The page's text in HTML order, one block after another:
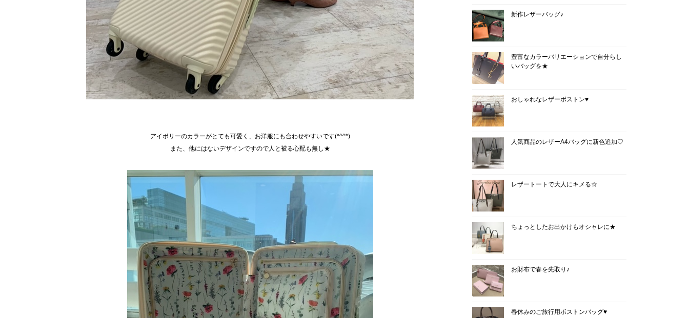
アイボリーのカラーがとても可愛く、お洋服にも合わせやすいです(*^^*)
また、他にはないデザインですので人と被る心配も無し★
新作レザーバッグ♪
豊富なカラーバリエーションで自分らし
いバッグを★
おしゃれなレザーボストン♥
人気商品のレザーA4バッグに新色追加♡
レザートートで大人にキメる☆
ちょっとしたお出かけもオシャレに★
お財布で春を先取り♪
春休みのご旅行用ボストンバッグ♥